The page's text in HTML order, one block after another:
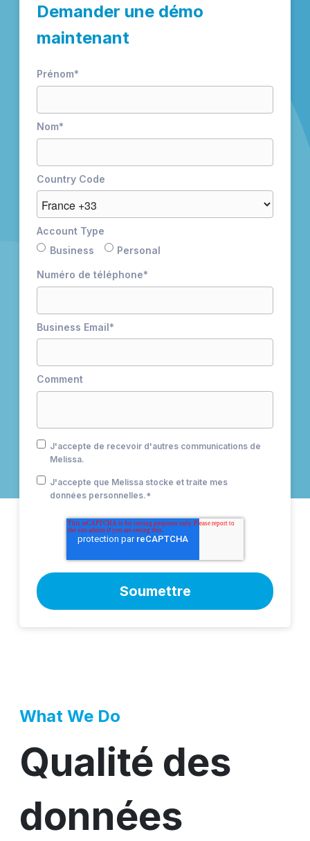
Demander une démo
maintenant
Prénom*
Nom*
Country Code
Account Type
Business
Personal
Numéro de téléphone*
Business Email*
Comment
J'accepte de recevoir d'autres communications de
Melissa.
J'accepte que Melissa stocke et traite mes
données personnelles.*
What We Do
Qualité des
données